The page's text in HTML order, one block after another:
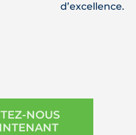
d’excellence.
NOUS